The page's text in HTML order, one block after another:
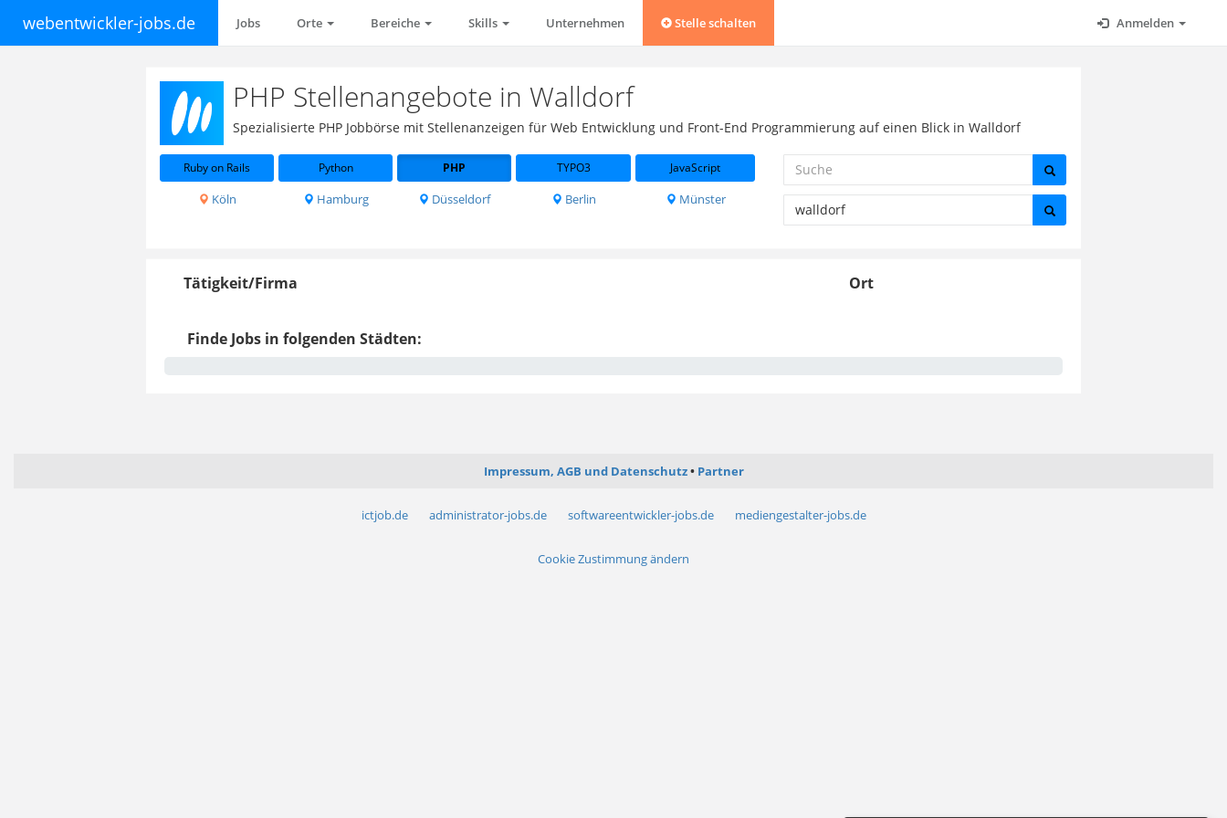
webentwickler-jobs.de Jobs Orte Bereiche Skills Unternehmen Stelle schalten Anmelden
PHP Stellenangebote in Walldorf
Spezialisierte PHP Jobbörse mit Stellenanzeigen für Web Entwicklung und Front-End Programmierung auf einen Blick in Walldorf
Ruby on Rails Python PHP TYPO3 JavaScript
Köln Hamburg Düsseldorf Berlin Münster
Tätigkeit/Firma Ort
Finde Jobs in folgenden Städten:
Impressum, AGB und Datenschutz Partner
ictjob.de administrator-jobs.de softwareentwickler-jobs.de mediengestalter-jobs.de
Cookie Zustimmung ändern